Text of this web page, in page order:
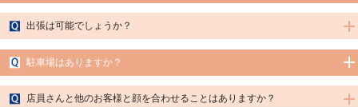
承くださいませ。
A.完全個室でシャワー完備のお部屋となります。他人に見られることなく、リラッ
クスして施術を受けていただけます。
出張は可能でしょうか？
A.現在、出張のサービスは行っておりません
駐車場はありますか？
A.お部屋の近くにあるリーズナブルな駐車場をご案内させて頂きます。
店員さんと他のお客様と顔を合わせることはありますか？